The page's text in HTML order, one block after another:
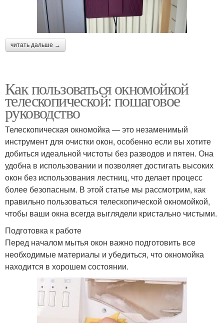
читать дальше →
Как пользоваться окномойкой
телескопической: пошаговое
руководство
Телескопическая окномойка — это незаменимый
инструмент для очистки окон, особенно если вы хотите
добиться идеальной чистоты без разводов и пятен. Она
удобна в использовании и позволяет достигать высоких
окон без использования лестниц, что делает процесс
более безопасным. В этой статье мы рассмотрим, как
правильно пользоваться телескопической окномойкой,
чтобы ваши окна всегда выглядели кристально чистыми.
Подготовка к работе
Перед началом мытья окон важно подготовить все
необходимые материалы и убедиться, что окномойка
находится в хорошем состоянии.